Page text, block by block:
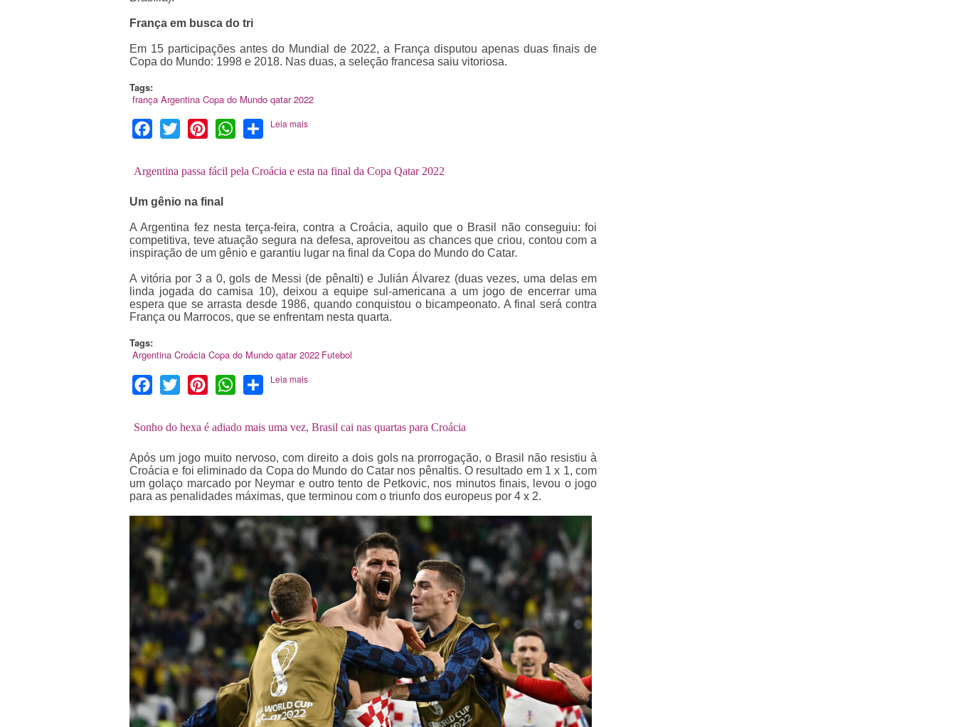
França em busca do tri
Em 15 participações antes do Mundial de 2022, a França disputou apenas duas finais de
Copa do Mundo: 1998 e 2018. Nas duas, a seleção francesa saiu vitoriosa.
Tags:
frança Argentina Copa do Mundo qatar 2022
Facebook
Twitter PinterestWhatsApp
Share
Leia mais
Argentina passa fácil pela Croácia e esta na final da Copa Qatar 2022
Um gênio na final
A Argentina fez nesta terça-feira, contra a Croácia, aquilo que o Brasil não conseguiu: foi
competitiva, teve atuação segura na defesa, aproveitou as chances que criou, contou com a
inspiração de um gênio e garantiu lugar na final da Copa do Mundo do Catar.
A vitória por 3 a 0, gols de Messi (de pênalti) e Julián Álvarez (duas vezes, uma delas em
linda jogada do camisa 10), deixou a equipe sul-americana a um jogo de encerrar uma
espera que se arrasta desde 1986, quando conquistou o bicampeonato. A final será contra
França ou Marrocos, que se enfrentam nesta quarta.
Tags:
Argentina Croácia Copa do Mundo qatar 2022 Futebol
Facebook
Twitter PinterestWhatsApp
Share
Leia mais
Sonho do hexa é adiado mais uma vez, Brasil cai nas quartas para Croácia
Após um jogo muito nervoso, com direito a dois gols na prorrogação, o Brasil não resistiu à
Croácia e foi eliminado da Copa do Mundo do Catar nos pênaltis. O resultado em 1 x 1, com
um golaço marcado por Neymar e outro tento de Petkovic, nos minutos finais, levou o jogo
para as penalidades máximas, que terminou com o triunfo dos europeus por 4 x 2.